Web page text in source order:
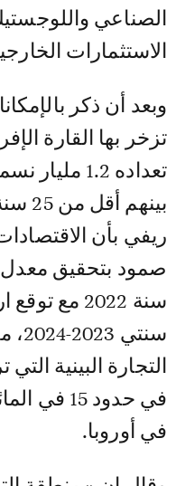
الصناعي
الاستثمارات
وبعد أن ذكر
تزخر بها القارة
ريفي بأن
التجارة البينية
في أوروبا.